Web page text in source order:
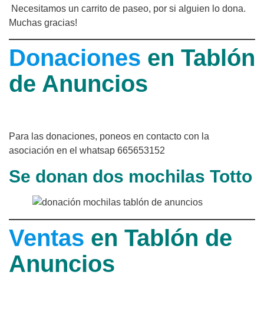
Necesitamos un carrito de paseo, por si alguien lo dona.
Muchas gracias!
Donaciones en Tablón
de Anuncios
Para las donaciones, poneos en contacto con la
asociación en el whatsap 665653152
Se donan dos mochilas Totto
Ventas en Tablón de
Anuncios